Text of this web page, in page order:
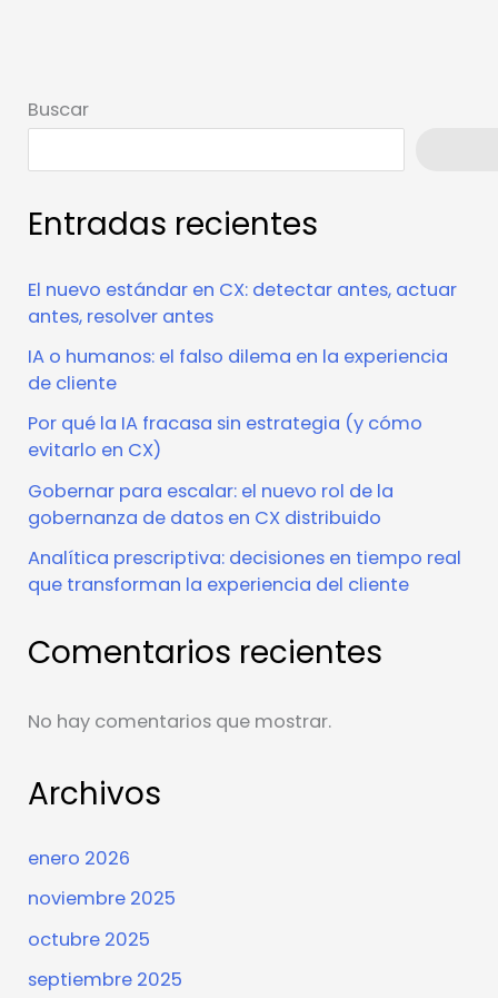
Buscar
Entradas recientes
El nuevo estándar en CX: detectar antes, actuar
antes, resolver antes
IA o humanos: el falso dilema en la experiencia
de cliente
Por qué la IA fracasa sin estrategia (y cómo
evitarlo en CX)
Gobernar para escalar: el nuevo rol de la
gobernanza de datos en CX distribuido
Analítica prescriptiva: decisiones en tiempo real
que transforman la experiencia del cliente
Comentarios recientes
No hay comentarios que mostrar.
Archivos
enero 2026
noviembre 2025
octubre 2025
septiembre 2025